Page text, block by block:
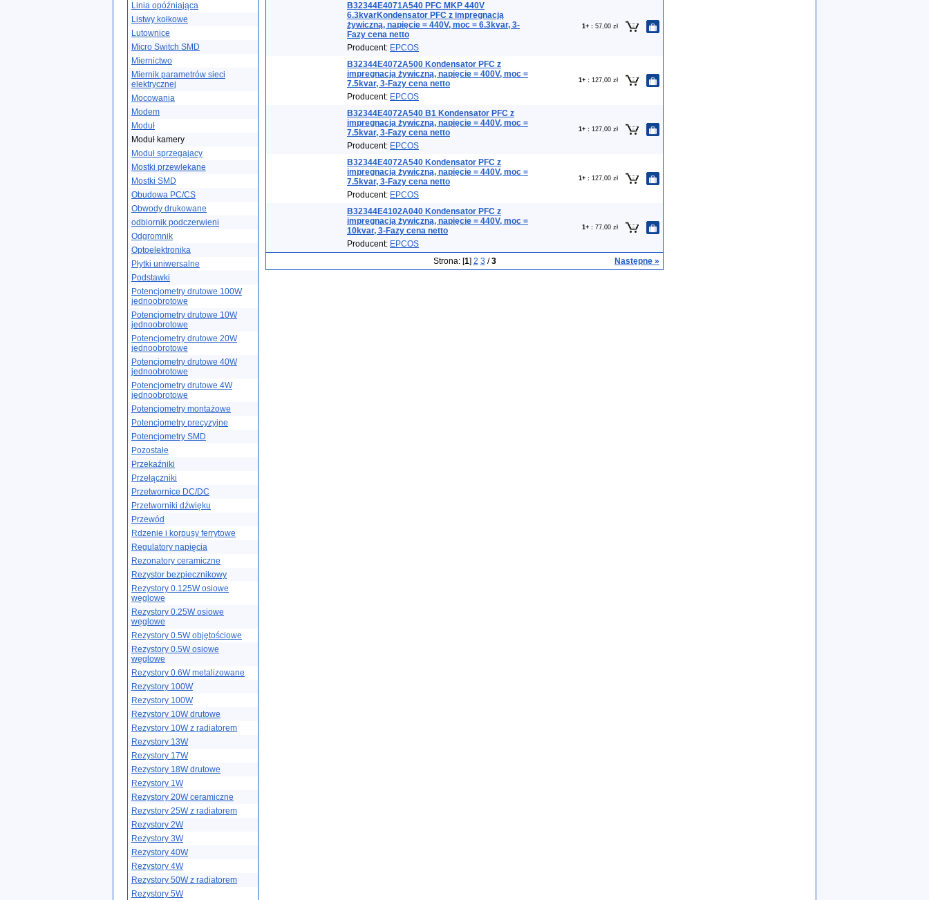
Linia opóźniająca
Listwy kołkowe
Lutownice
Micro Switch SMD
Miernictwo
Miernik parametrów sieci
elektrycznej
Mocowania
Modem
Moduł
Moduł kamery
Moduł sprzegajacy
Mostki przewlekane
Mostki SMD
Obudowa PC/CS
Obwody drukowane
odbiornik podczerwieni
Odgromnik
Optoelektronika
Płytki uniwersalne
Podstawki
Potencjometry drutowe 100W
jednoobrotowe
Potencjometry drutowe 10W
jednoobrotowe
Potencjometry drutowe 20W
jednoobrotowe
Potencjometry drutowe 40W
jednoobrotowe
Potencjometry drutowe 4W
jednoobrotowe
Potencjometry montażowe
Potencjometry precyzyjne
Potencjometry SMD
Pozostałe
Przekaźniki
Przełączniki
Przetwornice DC/DC
Przetworniki dźwięku
Przewód
Rdzenie i korpusy ferrytowe
Regulatory napięcia
Rezonatory ceramiczne
Rezystor bezpiecznikowy
Rezystory 0.125W osiowe
węglowe
Rezystory 0.25W osiowe
węglowe
Rezystory 0.5W objętościowe
Rezystory 0.5W osiowe
węglowe
Rezystory 0.6W metalizowane
Rezystory 100W
Rezystory 100W
Rezystory 10W drutowe
Rezystory 10W z radiatorem
Rezystory 13W
Rezystory 17W
Rezystory 18W drutowe
Rezystory 1W
Rezystory 20W ceramiczne
Rezystory 25W z radiatorem
Rezystory 2W
Rezystory 3W
Rezystory 40W
Rezystory 4W
Rezystory 50W z radiatorem
Rezystory 5W
B32344E4071A540 PFC MKP 440V
6.3kvarKondensator PFC z impregnacją
żywiczną, napięcie = 440V, moc = 6.3kvar, 3-
Fazy cena netto
Producent: EPCOS
1+ : 57,00 zł
B32344E4072A500 Kondensator PFC z
impregnacją żywiczną, napięcie = 400V, moc =
7.5kvar, 3-Fazy cena netto
Producent: EPCOS
1+ : 127,00 zł
B32344E4072A540 B1 Kondensator PFC z
impregnacją żywiczną, napięcie = 440V, moc =
7.5kvar, 3-Fazy cena netto
Producent: EPCOS
1+ : 127,00 zł
B32344E4072A540 Kondensator PFC z
impregnacją żywiczną, napięcie = 440V, moc =
7.5kvar, 3-Fazy cena netto
Producent: EPCOS
1+ : 127,00 zł
B32344E4102A040 Kondensator PFC z
impregnacją żywiczną, napięcie = 440V, moc =
10kvar, 3-Fazy cena netto
Producent: EPCOS
1+ : 77,00 zł
Strona: [1] 2 3 /3 Następne »